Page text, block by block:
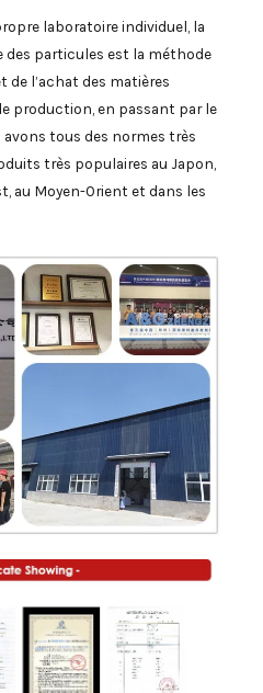
laboratoire individuel, la
des particules est la méthode
de l’achat des matières
production, en passant par le
tous des normes très
très populaires au Japon,
au Moyen-Orient et dans les